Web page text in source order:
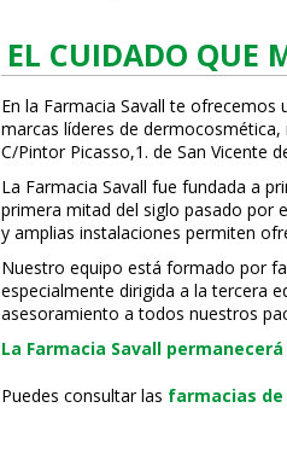
EL CUIDADO QUE
En la Farmacia Savall te
marcas líderes de
C/Pintor Picasso,1. de San Vicente
La Farmacia Savall fue fundada a
primera mitad del siglo pasado por
y amplias instalaciones permiten
Nuestro equipo está formado por
especialmente dirigida a la tercera
asesoramiento a todos nuestros
La Farmacia Savall
Puedes consultar las farmacias de